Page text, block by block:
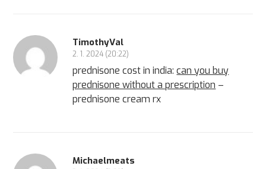
TimothyVal
2. 1. 2024 (20:22)
prednisone cost in india:can you buy
prednisone without a prescription –
prednisone cream rx
Michaelmeats